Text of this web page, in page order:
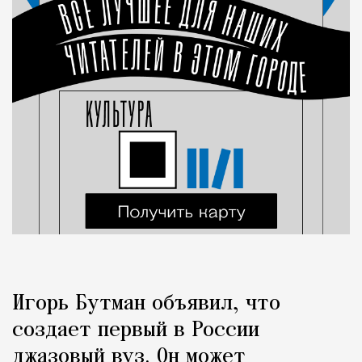
Игорь Бутман объявил, что
создает первый в России
джазовый вуз. Он может